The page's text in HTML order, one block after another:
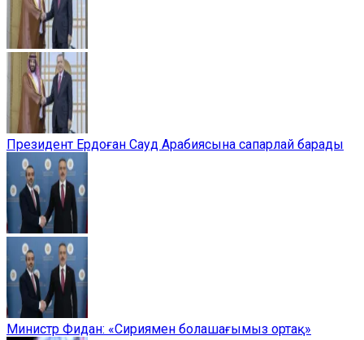
Президент Ердоған Сауд Арабиясына сапарлай барады
Министр Фидан: «Сириямен болашағымыз ортақ»